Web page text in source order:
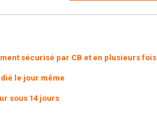
sécurisé par CB et en plusieurs fois
le jour même
sous 14 jours